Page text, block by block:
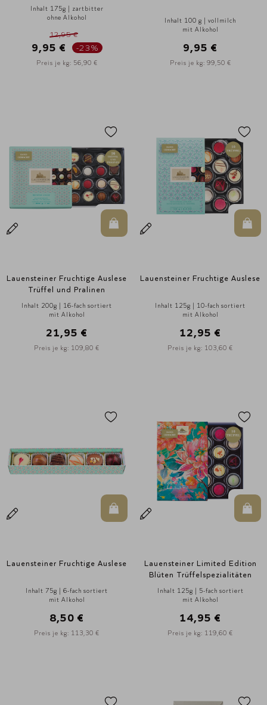
Inhalt 175g | zartbitter
ohne Alkohol
12,95 €
9,95 € -23%
Preis je kg: 56,90 €
Inhalt 100 g | vollmilch
mit Alkohol
9,95 €
Preis je kg: 99,50 €
In den Warenkorb
Lauensteiner Fruchtige Auslese
Trüffel und Pralinen
Inhalt 200g | 16-fach sortiert
mit Alkohol
21,95 €
Preis je kg: 109,80 €
In
Lauensteiner Fruchtige Auslese
Inhalt 125g | 10-fach sortiert
mit Alkohol
12,95 €
Preis je kg: 103,60 €
In den Warenkorb
Lauensteiner Fruchtige Auslese
Inhalt 75g | 6-fach sortiert
mit Alkohol
8,50 €
Preis je kg: 113,30 €
In
Lauensteiner Limited Edition
Blüten Trüffelspezialitäten
Inhalt 125g | 5-fach sortiert
mit Alkohol
14,95 €
Preis je kg: 119,60 €